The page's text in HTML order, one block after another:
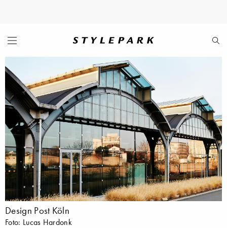
Design Post Köln
Foto: Lucas Hardonk